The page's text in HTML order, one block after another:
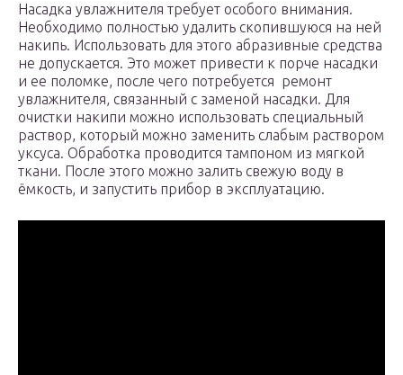
Насадка увлажнителя требует особого внимания.
Необходимо полностью удалить скопившуюся на ней
накипь. Использовать для этого абразивные средства
не допускается. Это может привести к порче насадки
и ее поломке, после чего потребуется ремонт
увлажнителя, связанный с заменой насадки. Для
очистки накипи можно использовать специальный
раствор, который можно заменить слабым раствором
уксуса. Обработка проводится тампоном из мягкой
ткани. После этого можно залить свежую воду в
ёмкость, и запустить прибор в эксплуатацию.